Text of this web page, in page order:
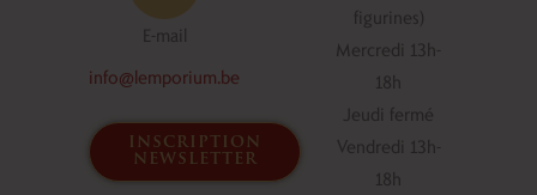
E-mail
info@lemporium.be
inscription
newsletter
figurines)
Mercredi 13h-
18h
Jeudi fermé
Vendredi 13h-
18h